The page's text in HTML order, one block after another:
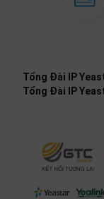
Tổng Đài IP
Tổng Đài IP